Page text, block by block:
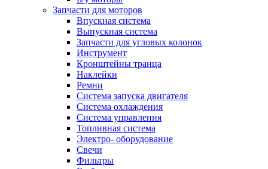
Запчасти для моторов
Впускная система
Выпускная система
Запчасти для угловых колонок
Инструмент
Кронштейны транца
Наклейки
Ремни
Система запуска двигателя
Система охлаждения
Система управления
Топливная система
Электро- оборудование
Свечи
Фильтры